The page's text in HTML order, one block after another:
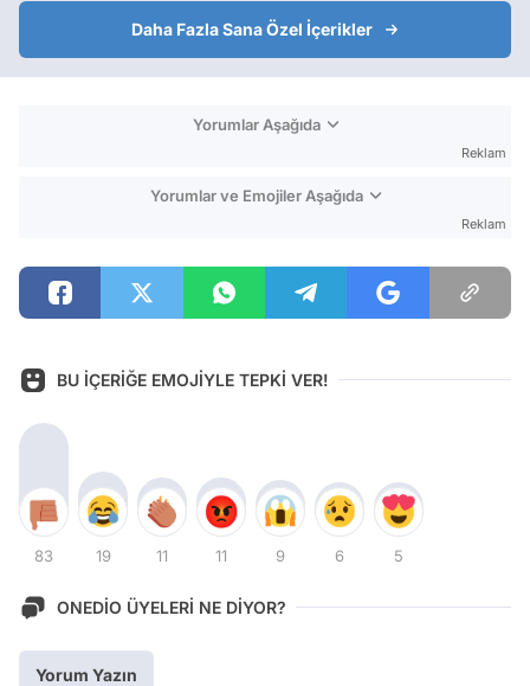
Daha Fazla Sana Özel İçerikler
Yorumlar Aşağıda
Reklam
Yorumlar ve Emojiler Aşağıda
Reklam
BU İÇERİĞE EMOJİYLE TEPKİ VER!
83 19 11 11 9 6 5
ONEDİO ÜYELERİ NE DİYOR?
Yorum Yazın